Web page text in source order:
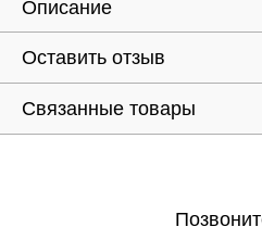
Описание
Оставить отзыв
Связанные товары